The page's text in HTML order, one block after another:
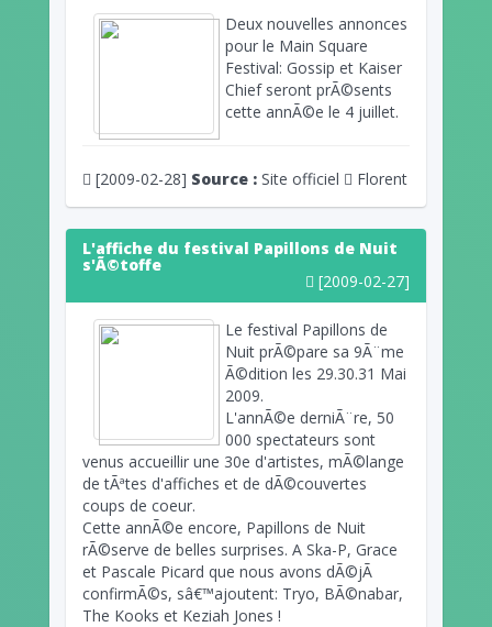
Deux nouvelles annonces
pour le Main Square
Festival: Gossip et Kaiser
Chief seront prÃ©sents
cette annÃ©e le 4 juillet.
[2009-02-28] Source : Site officiel Florent
L'affiche du festival Papillons de Nuit
s'Ã©toffe
[2009-02-27]
Le festival Papillons de
Nuit prÃ©pare sa 9Ã¨me
Ã©dition les 29.30.31 Mai
2009.
L'annÃ©e derniÃ¨re, 50
000 spectateurs sont
venus accueillir une 30e d'artistes, mÃ©lange
de tÃªtes d'affiches et de dÃ©couvertes
coups de coeur.
Cette annÃ©e encore, Papillons de Nuit
rÃ©serve de belles surprises. A Ska-P, Grace
et Pascale Picard que nous avons dÃ©jÃ
confirmÃ©s, sâ€™ajoutent: Tryo, BÃ©nabar,
The Kooks et Keziah Jones !